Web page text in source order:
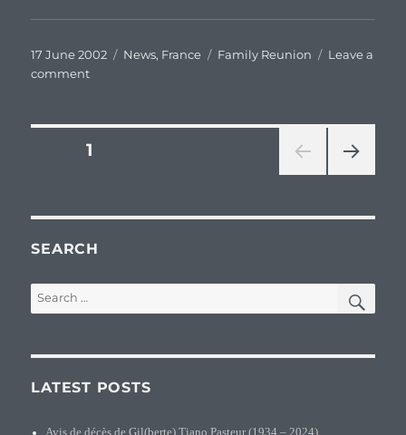
Posted
on
17 June 2002 Categories
News, France Tags
Family Reunion
Leave a
commenton
de
Buvilly
Posts
PAGE1
E
SEARCH
Search
for:
LATEST POSTS